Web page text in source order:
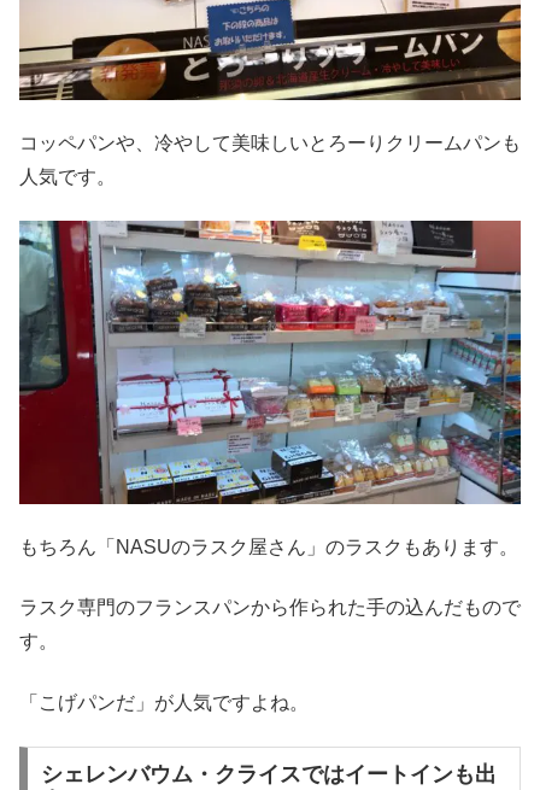
コッペパンや、冷やして美味しいとろーりクリームパンも
人気です。
もちろん「NASUのラスク屋さん」のラスクもあります。
ラスク専門のフランスパンから作られた手の込んだもので
す。
「こげパンだ」が人気ですよね。
シェレンバウム・クライスではイートインも出